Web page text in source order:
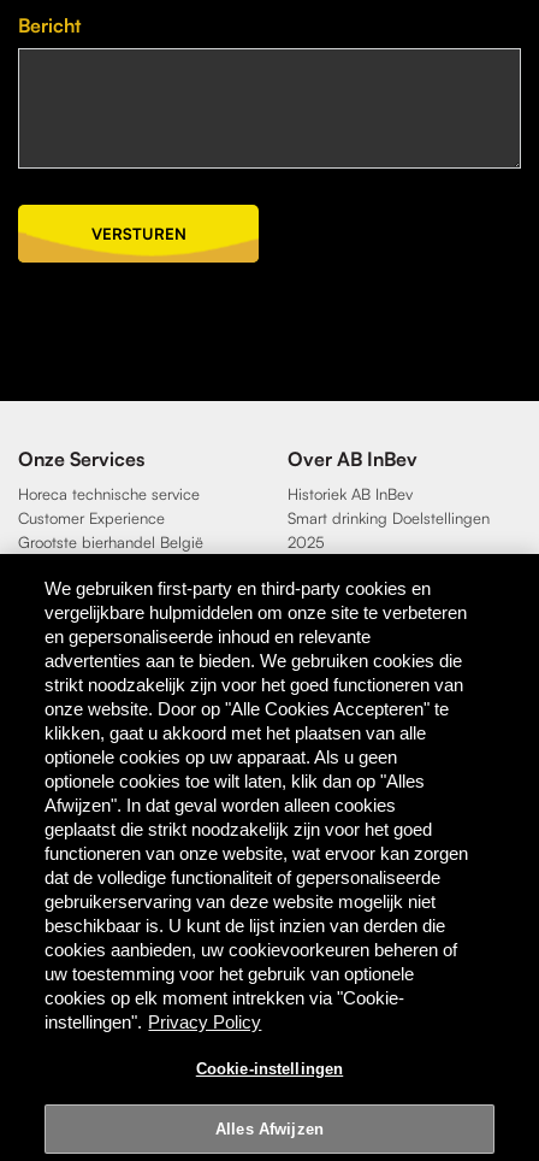
Bericht
VERSTUREN
Onze Services
Horeca technische service
Customer Experience
Grootste bierhandel België
Over AB InBev
Historiek AB InBev
Smart drinking Doelstellingen
2025
Contact
AB InBev
Direct Contact
Tools & Partners
Downloadcentrum
TaDa - digitale coupons
BEES Delivery - dranken
groothandel
Direct bestellen
MYBEES.BE
Gebruiksvoorwaarden
Privacy Cookie-instellingen
© 2026 AB InBev | Alle rechten voorbehouden
We gebruiken first-party en third-party cookies en
vergelijkbare hulpmiddelen om onze site te verbeteren
en gepersonaliseerde inhoud en relevante
advertenties aan te bieden. We gebruiken cookies die
strikt noodzakelijk zijn voor het goed functioneren van
onze website. Door op "Alle Cookies Accepteren" te
klikken, gaat u akkoord met het plaatsen van alle
optionele cookies op uw apparaat. Als u geen
optionele cookies toe wilt laten, klik dan op "Alles
Afwijzen". In dat geval worden alleen cookies
geplaatst die strikt noodzakelijk zijn voor het goed
functioneren van onze website, wat ervoor kan zorgen
dat de volledige functionaliteit of gepersonaliseerde
gebruikerservaring van deze website mogelijk niet
beschikbaar is. U kunt de lijst inzien van derden die
cookies aanbieden, uw cookievoorkeuren beheren of
uw toestemming voor het gebruik van optionele
cookies op elk moment intrekken via "Cookie-
instellingen". Privacy Policy
Cookie-instellingen
Alles Afwijzen